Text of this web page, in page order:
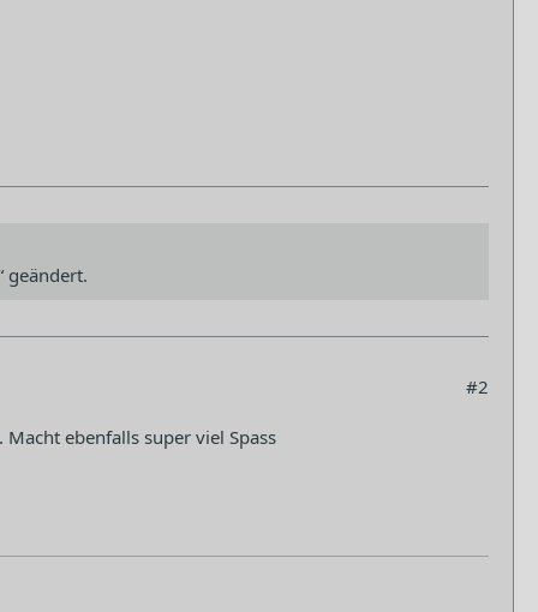
geändert.
#2
ebenfalls super viel Spass